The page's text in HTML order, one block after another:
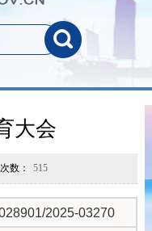
大会
数： 515
2025-03270